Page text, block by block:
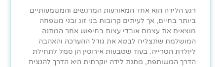
רגע הלידה הוא אחד המאורעות המרגשים והמשמעותיים
ביותר בחיים, אך לעיתים קרובות בני זוג ובני משפחה
מוצאים את עצמם אובדי עצות בחיפוש אחר המתנה
המושלמת שתצליח לבטא את גודל ההערכה והאהבה
ליולדת הטרייה. בעוד שטבעות אירוסין הן סמל לתחילת
הדרך המשותפת, מתנת לידה יוקרתית היא הדרך להנציח